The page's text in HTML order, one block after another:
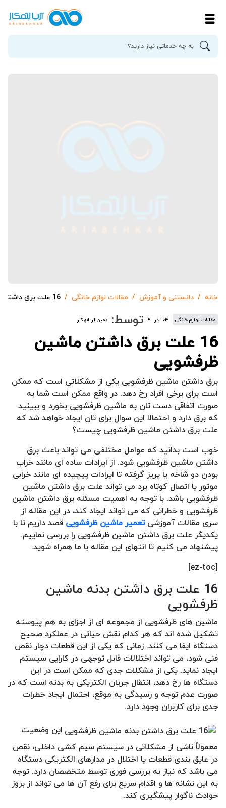
خانه دانستنی و آموزش مقالات لوازم خانگی 16 علت برق داشتن ماشین ظرفشویی
مقالات لوازم خانگی ۰۴ آذر توسط: ادمین آریابهکار
16 علت برق داشتن ماشین
ظرفشویی
برق داشتن ماشین ظرفشویی یکی از مشکلاتی است که ممکن
است برای برخی افراد رخ دهد. در واقع ممکن است شما به
صورت اتفاقی دست تان به ماشین ظرفشویی بخورد و ببینید
که برق دارد و احتمالا این سوال برای تان ایجاد خواهد شد که
علت برق داشتن ماشین ظرفشویی چیست؟
خوب است بدانید که عوامل مختلفی می تواند باعث برق
داشتن ماشین ظرفشویی شود. از ایرادات ساده ای مانند خراب
بودن دو شاخه یا پریز گرفته تا ایرادات پیچیده ای مانند خرابی
موتور یا اتصال کوتاه برد می تواند علت برق داشتن ماشین
ظرفشویی باشد. با توجه به اهمیت مسئله برق داشتن ماشین
ظرفشویی و خطراتی که می تواند ایجاد کند، در این مقاله از
سری مقالات آموزشیتعمیر ماشین ظرفشویی قصد داریم تا با
یکدیگر علت برق داشتن ماشین ظرفشویی را بررسی نماییم.
پیشنهاد می کنیم تا انتهای این مقاله با ما همراه شوید.
[ez-toc]
16 علت برق داشتن بدنه ماشین
ظرفشویی
ماشین های ظرفشویی از مجموعه ای از اجزای به هم پیوسته
تشکیل شده اند که هر کدام نقش حیاتی در عملکرد صحیح
دستگاه ایفا می کنند. زمانی که یکی از این قطعات دچار نقص
فنی شود، می تواند اختلالات قابل توجهی در کارایی سیستم
ایجاد نماید. یکی از مشکلات جدی که ممکن است در این
دستگاه ها رخ دهد، انتقال جریان الکتریکی به بدنه است که در
صورت عدم توجه و رسیدگی به موقع، احتمال ایجاد خطرات
جدی برای کاربران وجود دارد.
این وضعیت
معمولاً ناشی از مشکلاتی در سیستم سیم کشی داخلی، نقص
در عایق بندی قطعات یا اختلال در مدارهای الکتریکی دستگاه
می باشد که نیاز به بررسی فوری توسط متخصصان دارد. توجه
به این نشانه ها و اقدام سریع برای رفع آن ها می تواند از بروز
حوادث ناگوار پیشگیری کند.